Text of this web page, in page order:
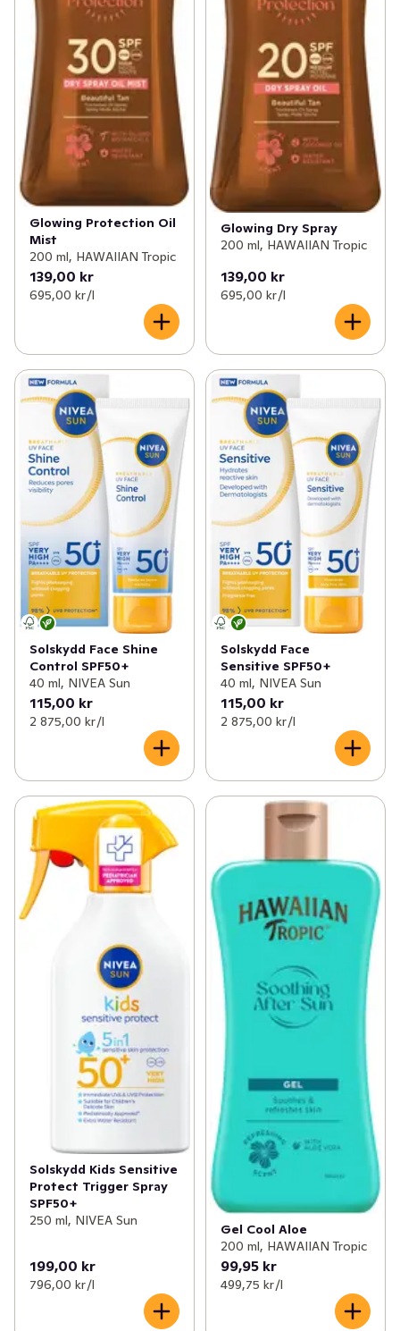
Glowing Protection Oil
Mist
200 ml, HAWAIIAN Tropic
139,00 kr
695,00 kr /l
Glowing Dry Spray
200 ml, HAWAIIAN Tropic
139,00 kr
695,00 kr /l
Solskydd Face Shine
Control SPF50+
40 ml, NIVEA Sun
115,00 kr
2 875,00 kr /l
Solskydd Face
Sensitive SPF50+
40 ml, NIVEA Sun
115,00 kr
2 875,00 kr /l
Solskydd Kids Sensitive
Protect Trigger Spray
SPF50+
250 ml, NIVEA Sun
199,00 kr
796,00 kr /l
Gel Cool Aloe
200 ml, HAWAIIAN Tropic
99,95 kr
499,75 kr /l